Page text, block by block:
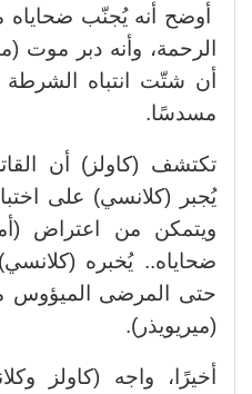
أوضح أنه يُجنّب ضحاياه
الرحمة، وأنه دبر موت
أن شتّت انتباه
مسدسًا.
تكتشف (كاولز) أن
يُجبر (كلانسي) على
ويتمكن من اعتراض
ضحاياه.. يُخبره
حتى المرضى الميؤوس
(ميريويذر).
أخيرًا، واجه (كاولز